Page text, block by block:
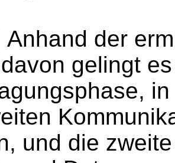
Anhand der
gelingt
und die